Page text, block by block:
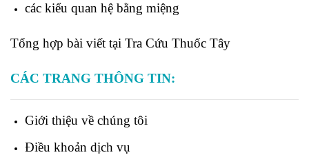
các kiểu quan hệ bằng miệng
Tổng hợp bài viết tại Tra Cứu Thuốc Tây
CÁC TRANG THÔNG TIN:
Giới thiệu về chúng tôi
Điều khoản dịch vụ